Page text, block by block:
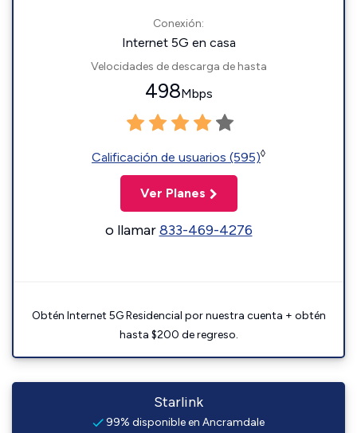
Conexión:
Internet 5G en casa
Velocidades de descarga de hasta
498Mbps
Calificación de usuarios (595)◊
Ver Planes
o llamar833-469-4276
Obtén Internet 5G Residencial por nuestra cuenta + obtén
hasta $200 de regreso.
Starlink
99% disponible en Ancramdale